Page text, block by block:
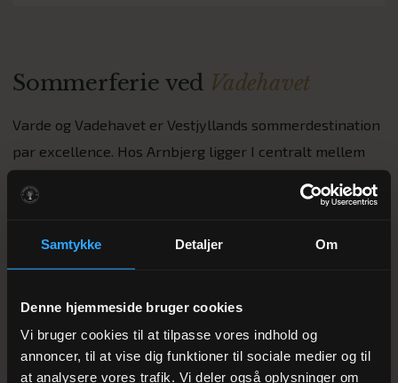
Samtykke Detaljer Om
Denne hjemmeside bruger cookies
Vi bruger cookies til at tilpasse vores indhold og
annoncer, til at vise dig funktioner til sociale medier og til
at analysere vores trafik. Vi deler også oplysninger om
Sommerferie ved Vadehavet
Varde og Vadehavet er Vestjyllands sommerdestination
par excellence. Hos Arnbjerg ligger I centralt mellem
Blåvand 25 min, FLUGT Refugee Museum 15 min, og
Blåvand 30 minutter væk. Mange af vores sommer-
udforskning af Vestjyllands fyrtårne.
Sommermenu iRestaurant GRO